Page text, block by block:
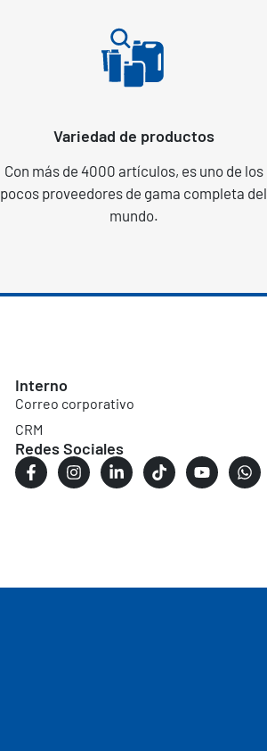
Variedad de productos
Con más de 4000 artículos, es uno de los
pocos proveedores de gama completa del
mundo.
Interno
Correo corporativo
CRM
Redes Sociales